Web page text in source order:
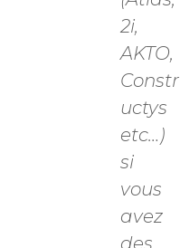
2i,
AKTO,
Constr
uctys
etc…)
si
vous
avez
des